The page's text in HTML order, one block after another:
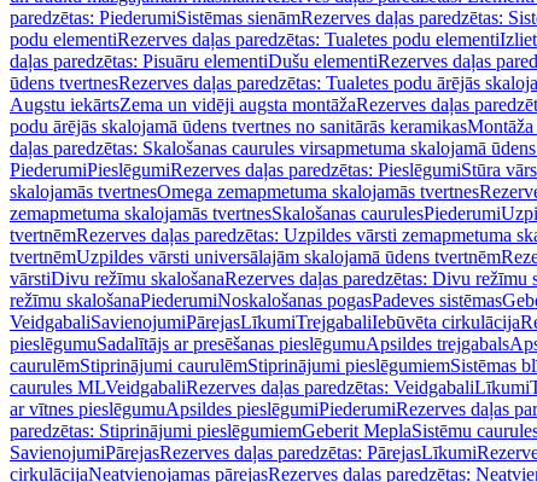
paredzētas: PiederumiSistēmas sienāmRezerves daļas paredzētas:
podu elementiRezerves daļas paredzētas: Tualetes podu elementi
daļas paredzētas: Pisuāru elementiDušu elementiRezerves daļas
ūdens tvertnesRezerves daļas paredzētas: Tualetes podu ārējās
Augstu iekārtsZema un vidēji augsta montāžaRezerves daļas
podu ārējās skalojamā ūdens tvertnes no sanitārās keramikasMontāža
daļas paredzētas: Skalošanas caurules virsapmetuma skalojamā
PiederumiPieslēgumiRezerves daļas paredzētas: PieslēgumiStūra
skalojamās tvertnesOmega zemapmetuma skalojamās tvertnes
zemapmetuma skalojamās tvertnesSkalošanas caurulesPiederumi
tvertnēmRezerves daļas paredzētas: Uzpildes vārsti zemapmetuma
tvertnēmUzpildes vārsti universālajām skalojamā ūdens tvertnēm
vārstiDivu režīmu skalošanaRezerves daļas paredzētas: Divu režīmu
režīmu skalošanaPiederumiNoskalošanas pogasPadeves sistēmas
VeidgabaliSavienojumiPārejasLīkumiTrejgabaliIebūvēta cirkulācija
pieslēgumuSadalītājs ar presēšanas pieslēgumuApsildes trejgabals
caurulēmStiprinājumi caurulēmStiprinājumi pieslēgumiemSistēmas
caurules MLVeidgabaliRezerves daļas paredzētas: VeidgabaliLīkumi
ar vītnes pieslēgumuApsildes pieslēgumiPiederumiRezerves daļas
paredzētas: Stiprinājumi pieslēgumiemGeberit MeplaSistēmu
SavienojumiPārejasRezerves daļas paredzētas: PārejasLīkumi
cirkulācijaNeatvienojamas pārejasRezerves daļas paredzētas: